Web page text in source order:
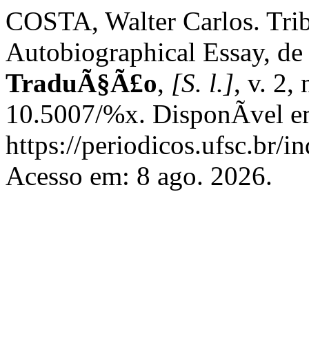
COSTA, Walter Carlos.
Autobiographical Essay,
TraduÃ§Ã£o, [S. l.], v. 2,
10.5007/%x. DisponÃ­vel
https://periodicos.ufsc.br/
Acesso em: 8 ago. 2026.